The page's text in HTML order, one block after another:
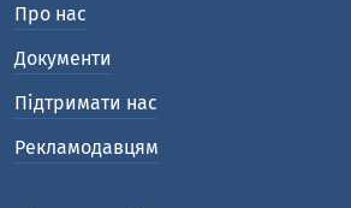
Про нас
Документи
Підтримати нас
Рекламодавцям